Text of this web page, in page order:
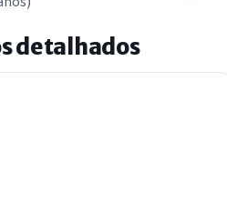
detalhados